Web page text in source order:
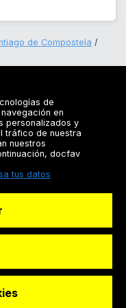
de Compostela
S.L
de
en
personalizados y
tráfico de nuestra
nuestros
docfav
tus datos